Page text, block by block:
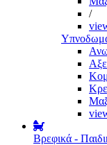
/
Βρεφικά -